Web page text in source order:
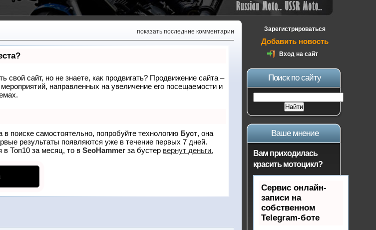
показать последние комментарии
свой сайт, но не знаете, как продвигать? Продвижение сайта –
направленных на увеличение его посещаемости и
поиске самостоятельно, попробуйте технологию Буст, она
результаты появляются уже в течение первых 7 дней.
в Топ10 за месяц, то в SeoHammer за бустер вернут деньги.
Зарегистрироваться
Добавить новость
Вход на сайт
Поиск по сайту
Ваше мнение
Вам приходилась
красить мотоцикл?
Сервис онлайн-
записи на
собственном
Telegram-боте